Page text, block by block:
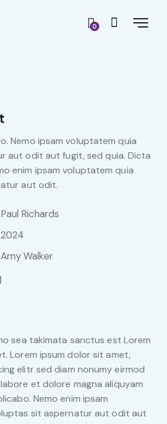
0
Nemo ipsam voluptatem quia
aut odit aut fugit, sed quia. Dicta
enim ipsam voluptatem quia
aut odit.
Paul Richards
2024
Amy Walker
sea takimata sanctus est Lorem
Lorem ipsum dolor sit amet,
elitr sed diam nonumy eirmod
et dolore magna aliquyam
Nemo enim ipsam
sit aspernatur aut odit aut